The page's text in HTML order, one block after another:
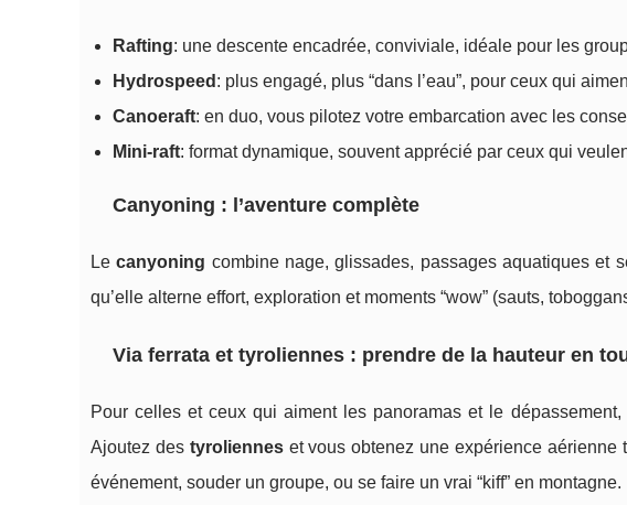
Rafting: une descente encadrée, conviviale, idéale pour les
Hydrospeed : plus engagé, plus “dans l’eau”, pour ceux qui
Canoeraft: en duo, vous pilotez votre embarcation avec les
Mini-raft: format dynamique, souvent apprécié par ceux qui
Canyoning : l’aventure complète
Lecanyoning combine nage, glissades, passages aquatiques et
qu’elle alterne effort, exploration et moments “wow” (sauts,
Via ferrata et tyroliennes : prendre de la hauteur en
Pour celles et ceux qui aiment les panoramas et le dépassement,
Ajoutez des tyrolienneset vous obtenez une expérience aérienne
événement, souder un groupe, ou se faire un vrai “kiff” en montagne.